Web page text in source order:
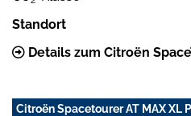
Standort
Details zum Citroën
Citroën Spacetourer AT MAX XL